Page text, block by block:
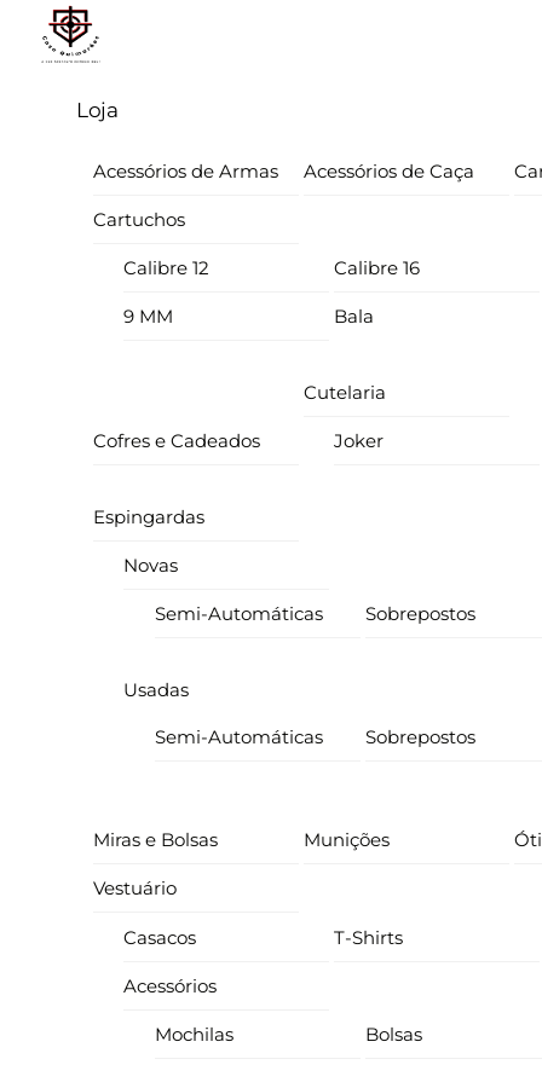
Menu
Loja
Acessórios de Armas Acessórios de Caça
Cartuchos
Calibre 12 Calibre 16
9 MM Bala
Cofres e Cadeados
Cutelaria
Joker
Espingardas
Novas
Semi-Automáticas Sobrepostos
Usadas
Semi-Automáticas Sobrepostos
Miras e Bolsas Munições
Vestuário
Casacos T-Shirts
Acessórios
Mochilas Bolsas